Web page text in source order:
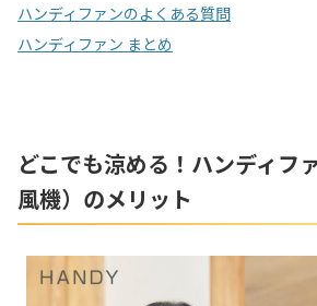
ハンディファンのよくある質問
ハンディファン まとめ
どこでも涼める！ハンディフ
風機）のメリット